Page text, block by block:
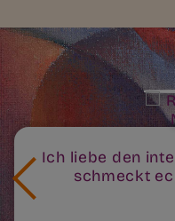
Ich liebe den
schmeckt